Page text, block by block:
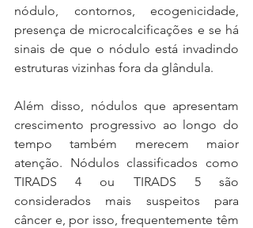
nódulo, contornos, ecogenicidade,
presença de microcalcificações e se há
sinais de que o nódulo está invadindo
estruturas vizinhas fora da glândula.
Além disso, nódulos que apresentam
crescimento progressivo ao longo do
tempo também merecem maior
atenção. Nódulos classificados como
TIRADS 4 ou TIRADS 5 são
considerados mais suspeitos para
câncer e, por isso, frequentemente têm